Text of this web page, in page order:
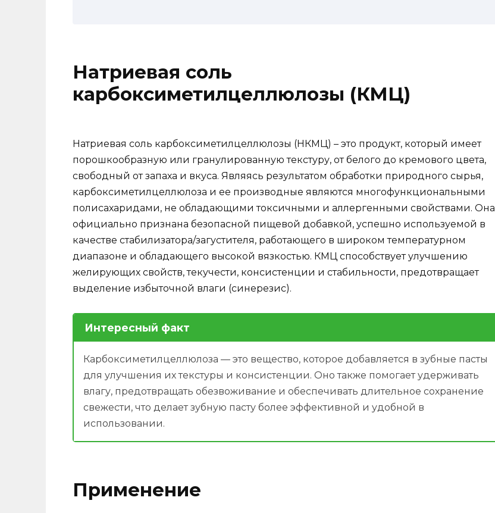
Натриевая соль
карбоксиметилцеллюлозы (КМЦ)
Натриевая соль карбоксиметилцеллюлозы (НКМЦ) – это продукт, который имеет
порошкообразную или гранулированную текстуру, от белого до кремового цвета,
свободный от запаха и вкуса. Являясь результатом обработки природного сырья,
карбоксиметилцеллюлоза и ее производные являются многофункциональными
полисахаридами, не обладающими токсичными и аллергенными свойствами. Она
официально признана безопасной пищевой добавкой, успешно используемой в
качестве стабилизатора/загустителя, работающего в широком температурном
диапазоне и обладающего высокой вязкостью. КМЦ способствует улучшению
желирующих свойств, текучести, консистенции и стабильности, предотвращает
выделение избыточной влаги (синерезис).
Интересный факт
Карбоксиметилцеллюлоза — это вещество, которое добавляется в зубные пасты
для улучшения их текстуры и консистенции. Оно также помогает удерживать
влагу, предотвращать обезвоживание и обеспечивать длительное сохранение
свежести, что делает зубную пасту более эффективной и удобной в
использовании.
Применение